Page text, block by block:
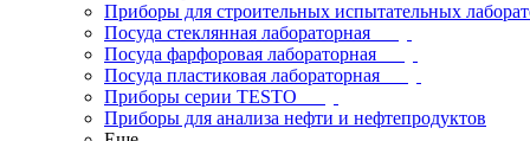
Приборы для строительных испытательных
Посуда стеклянная лабораторная
Посуда фарфоровая лабораторная
Посуда пластиковая лабораторная
Приборы серии TESTO
Приборы для анализа нефти и нефтепродуктов